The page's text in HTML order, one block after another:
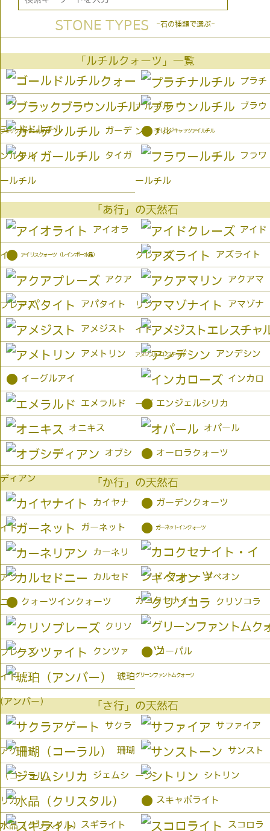
STONE TYPES -石の種類で選ぶ-
「ルチルクォーツ」一覧
ゴールドルチル
プラチ
ナルチル
ブラックブラウンルチル
ブラウ
ンルチル
ガーデ
ンルチル
● オレンジキャッツアイルチル
タイガ
ールチル
フラワ
ールチル
「あ行」の天然石
アイオラ
イト
アイド
クレーズ
● アイリスクォーツ（レインボー水晶） アズライト
アクア
プレーズ
アクアマ
リン
アパタイト アマゾナ
イト
アメジスト
アメジストエレスチャル
アメトリン アンデシン
● イーグルアイ インカロ
ーズ
エメラルド ● エンジェルシリカ
オニキス オパール
オブシ
ディアン
● オーロラクォーツ
「か行」の天然石
カイヤナ
イト
● ガーデンクォーツ
ガーネット ● ガーネットインクォーツ
カーネリ
アン
カコクセナイト
カルセド
ニー
ギベオン
● クォーツインクォーツ クリソコラ
クリソ
プレーズ
グリーンファントムクォーツ
クンツァ
イト
● コーパル
琥珀
(アンバー） 「さ行」の天然石
サクラ
アゲート
サファイア
珊瑚
（コーラル）
サンスト
ーン
ジェムシ
リカ
シトリン
水晶（クリスタル）
● スキャポライト
スギライト スコロラ